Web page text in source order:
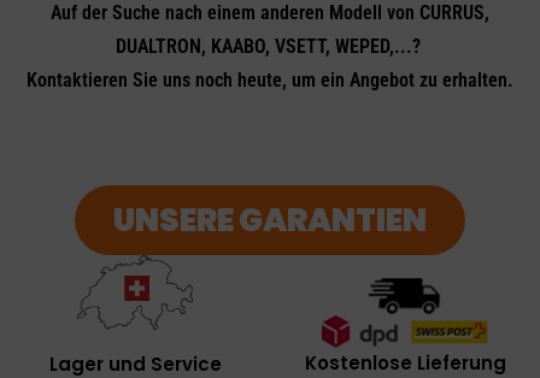
Auf der Suche nach einem anderen Modell von CURRUS,
DUALTRON, KAABO, VSETT, WEPED,...?
Kontaktieren Sie uns noch heute, um ein Angebot zu erhalten.
UNSERE GARANTIEN
Lager und Service
Kostenlose Lieferung